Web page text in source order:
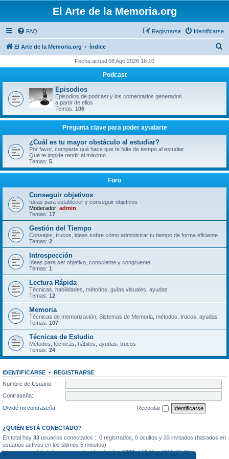
El Arte de la Memoria.org
FAQ Identificarse
Registrarse
El Arte de la Memoria.org Índice
c
Fecha actual 08 Ago 2026 16:10
Podcast
Episodios
Episodios de podcast y los comentarios generados
a partir de ellos
Temas: 106
Pregunta clave para poder ayudarte
¿Cuál es tu mayor obstáculo al estudiar?
Por favor, comparte qué hace que te falte de tiempo al estudiar.
Qué te impide rendir al máximo.
Temas: 5
Foro
Conseguir objetivos
Ideas para establecer y conseguir objetivos
Moderador: admin
Temas: 17
Gestión del Tiempo
Consejos, trucos, ideas sobre cómo administrar tu tiempo de forma eficiente
Temas: 2
Introspección
Ideas para ser objetivo, consciente y congruente
Temas: 1
Lectura Rápida
Técnicas, habilidades, métodos, guías visuales, ayudas
Temas: 12
Memoria
Técnicas de memorización, Sistemas de Memoria, métodos, trucos, ayudas
Temas: 107
Técnicas de Estudio
Métodos, técnicas, hábitos, ayudas, trucos
Temas: 24
IDENTIFICARSE • REGISTRARSE
Nombre de Usuario:
Contraseña:
Olvidé mi contraseña
Recordar
¿QUIÉN ESTÁ CONECTADO?
En total hay 33 usuarios conectados :: 0 registrados, 0 ocultos y 33 invitados (basados en
usuarios activos en los últimos 5 minutos)
La mayor cantidad de usuarios identificados fue1299el 31 May 2026 22:40